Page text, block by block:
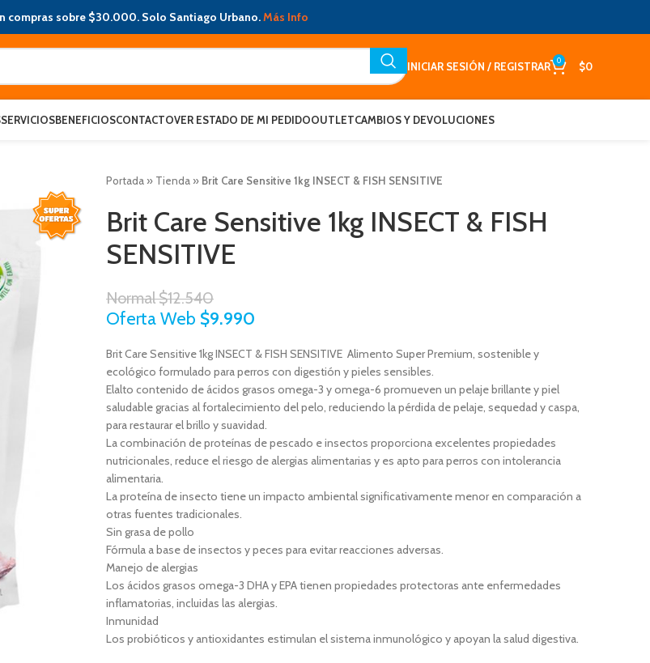
compras sobre $30.000. Solo Santiago Urbano.Más Info
INICIAR SESIÓN / REGISTRAR 0 $0
SERVICIOSBENEFICIOSCONTACTOVER ESTADO DE MI PEDIDOOUTLETCAMBIOS Y DEVOLUCIONES
Portada » Tienda » Brit Care Sensitive 1kg INSECT & FISH SENSITIVE
Brit Care Sensitive 1kg INSECT & FISH
SENSITIVE
Normal$12.540
Oferta Web $9.990
Brit Care Sensitive 1kg INSECT & FISH SENSITIVE Alimento Super Premium, sostenible y
ecológico formulado para perros con digestión y pieles sensibles.
Elalto contenido de ácidos grasos omega-3 y omega-6 promueven un pelaje brillante y piel
saludable gracias al fortalecimiento del pelo, reduciendo la pérdida de pelaje, sequedad y caspa,
para restaurar el brillo y suavidad.
La combinación de proteínas de pescado e insectos proporciona excelentes propiedades
nutricionales, reduce el riesgo de alergias alimentarias y es apto para perros con intolerancia
alimentaria.
La proteína de insecto tiene un impacto ambiental significativamente menor en comparación a
otras fuentes tradicionales.
Sin grasa de pollo
Fórmula a base de insectos y peces para evitar reacciones adversas.
Manejo de alergias
Los ácidos grasos omega-3 DHA y EPA tienen propiedades protectoras ante enfermedades
inflamatorias, incluidas las alergias.
Inmunidad
Los probióticos y antioxidantes estimulan el sistema inmunológico y apoyan la salud digestiva.